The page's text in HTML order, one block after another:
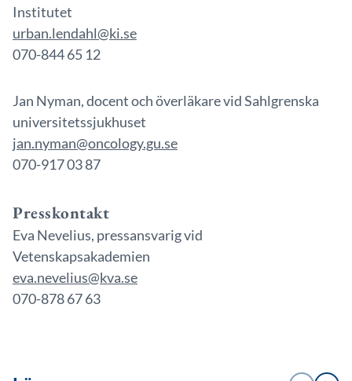
Institutet
urban.lendahl@ki.se
070-844 65 12
Jan Nyman, docent och överläkare vid Sahlgrenska
universitetssjukhuset
jan.nyman@oncology.gu.se
070-917 03 87
Presskontakt
Eva Nevelius, pressansvarig vid
Vetenskapsakademien
eva.nevelius@kva.se
070-878 67 63
1